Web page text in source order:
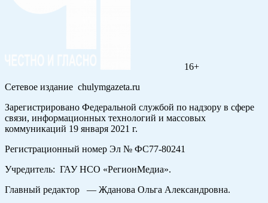
16+
Сетевое издание chulymgazeta.ru
Зарегистрировано Федеральной службой по надзору в сфере
связи, информационных технологий и массовых
коммуникаций 19 января 2021 г.
Регистрационный номер Эл № ФС77-80241
Учредитель: ГАУ НСО «РегионМедиа».
Главный редактор — Жданова Ольга Александровна.